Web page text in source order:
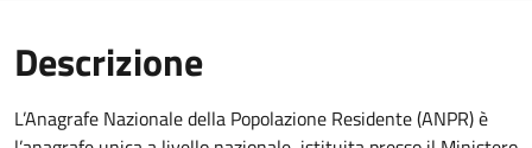
Descrizione
L’Anagrafe Nazionale della Popolazione Residente (ANPR) è